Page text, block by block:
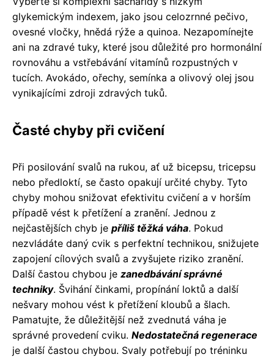
glykemickým indexem, jako jsou celozrnné pečivo,
ovesné vločky, hnědá rýže a quinoa. Nezapomínejte
ani na zdravé tuky, které jsou důležité pro hormonální
rovnováhu a vstřebávání vitamínů rozpustných v
tucích. Avokádo, ořechy, semínka a olivový olej jsou
vynikajícími zdroji zdravých tuků.
Časté chyby při cvičení
Při posilování svalů na rukou, ať už bicepsu, tricepsu
nebo předloktí, se často opakují určité chyby. Tyto
chyby mohou snižovat efektivitu cvičení a v horším
případě vést k přetížení a zranění. Jednou z
nejčastějších chyb je příliš těžká váha. Pokud
nezvládáte daný cvik s perfektní technikou, snižujete
zapojení cílových svalů a zvyšujete riziko zranění.
Další častou chybou je zanedbávání správné
techniky. Švihání činkami, propínání loktů a další
nešvary mohou vést k přetížení kloubů a šlach.
Pamatujte, že důležitější než zvednutá váha je
správné provedení cviku. Nedostatečná regenerace
je další častou chybou. Svaly potřebují po tréninku